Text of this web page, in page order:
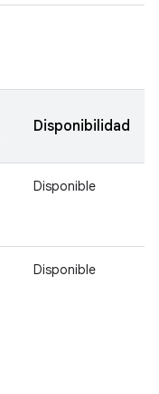
Disponibilidad
Disponible
Disponible